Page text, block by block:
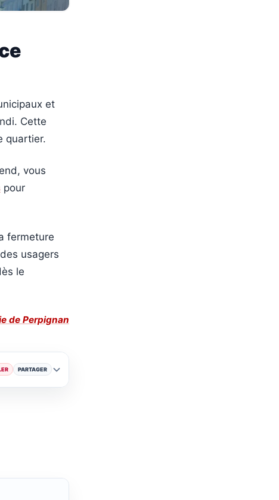
et
Cette
quartier.
vous
pour
fermeture
usagers
le
de Perpignan
PARTAGER